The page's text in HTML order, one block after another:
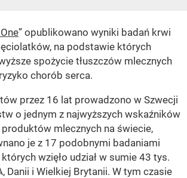
” opublikowano wyniki badań krwi
na podstawie których
spożycie tłuszczów mlecznych
chorób serca.
przez 16 lat prowadzono w Szwecji
o jednym z najwyższych wskaźników
produktów mlecznych na świecie,
je z 17 podobnymi badaniami
wzięło udział w sumie 43 tys.
Danii i Wielkiej Brytanii. W tym czasie